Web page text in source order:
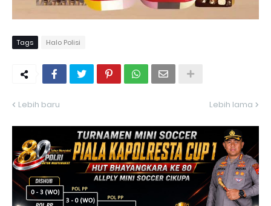
Tags Halo Polisi
Lebih baru Lebih lama